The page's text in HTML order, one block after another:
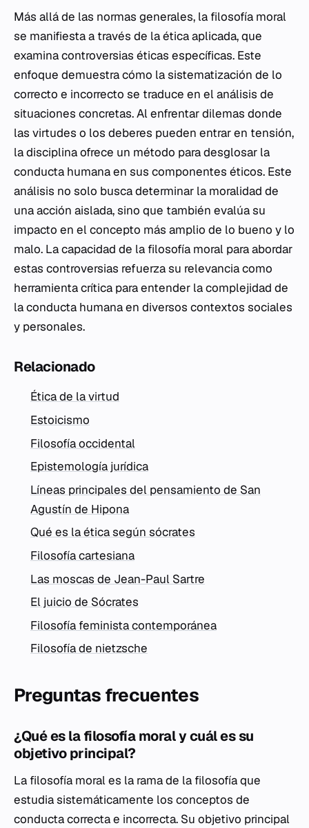
Más allá de las normas generales, la filosofía moral
se manifiesta a través de la ética aplicada, que
examina controversias éticas específicas. Este
enfoque demuestra cómo la sistematización de lo
correcto e incorrecto se traduce en el análisis de
situaciones concretas. Al enfrentar dilemas donde
las virtudes o los deberes pueden entrar en tensión,
la disciplina ofrece un método para desglosar la
conducta humana en sus componentes éticos. Este
análisis no solo busca determinar la moralidad de
una acción aislada, sino que también evalúa su
impacto en el concepto más amplio de lo bueno y lo
malo. La capacidad de la filosofía moral para abordar
estas controversias refuerza su relevancia como
herramienta crítica para entender la complejidad de
la conducta humana en diversos contextos sociales
y personales.
Relacionado
Ética de la virtud
Estoicismo
Filosofía occidental
Epistemología jurídica
Líneas principales del pensamiento de San
Agustín de Hipona
Qué es la ética según sócrates
Filosofía cartesiana
Las moscas de Jean-Paul Sartre
El juicio de Sócrates
Filosofía feminista contemporánea
Filosofía de nietzsche
Preguntas frecuentes
¿Qué es la filosofía moral y cuál es su
objetivo principal?
La filosofía moral es la rama de la filosofía que
estudia sistemáticamente los conceptos de
conducta correcta e incorrecta. Su objetivo principal